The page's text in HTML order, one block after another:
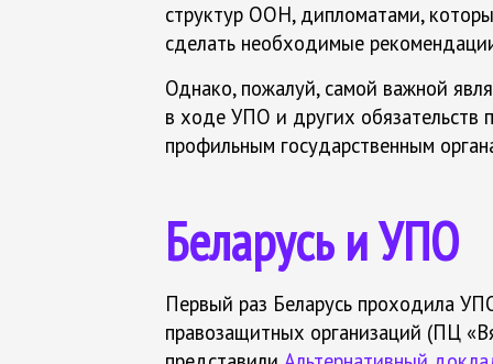
структур ООН, дипломатами,
сделать необходимые
Однако, пожалуй, самой важной
в ходе УПО и других обязательств
профильным государственным
Беларусь и УПО
Первый раз Беларусь проходила
правозащитных организаций (ПЦ